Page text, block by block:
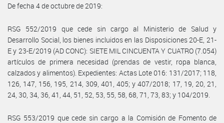
De fecha 4 de octubre de 2019:
RSG 552/2019 que cede sin cargo al Ministerio de Salud y
Desarrollo Social, los bienes incluidos en las Disposiciones 20-E, 21-
E y 23-E/2019 (AD CONC): SIETE MIL CINCUENTA Y CUATRO (7.054)
artículos de primera necesidad (prendas de vestir, ropa blanca,
calzados y alimentos). Expedientes: Actas Lote 016: 131/2017; 118,
126, 147, 156, 195, 214, 309, 401, 405; y 407/2018; 17, 19, 20, 21,
24, 30, 34, 36, 41, 44, 51, 52, 53, 55, 58, 68, 71, 73, 83; y 104/2019.
RSG 553/2019 que cede sin cargo a la Comisión de Fomento de